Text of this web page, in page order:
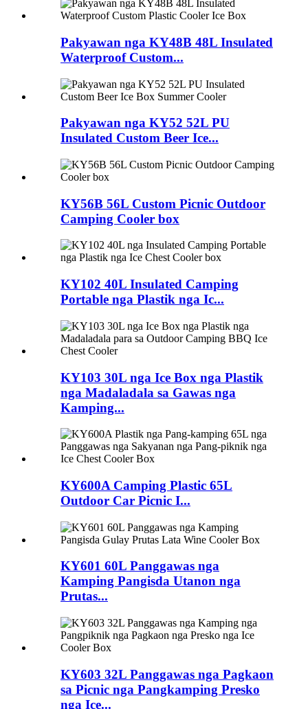
Pakyawan nga KY48B 48L Insulated
Waterproof Custom...
Pakyawan nga KY52 52L PU
Insulated Custom Beer Ice...
KY56B 56L Custom Picnic Outdoor
Camping Cooler box
KY102 40L Insulated Camping
Portable nga Plastik nga Ic...
KY103 30L nga Ice Box nga Plastik
nga Madaladala sa Gawas nga
Kamping...
KY600A Camping Plastic 65L
Outdoor Car Picnic I...
KY601 60L Panggawas nga
Kamping Pangisda Utanon nga
Prutas...
KY603 32L Panggawas nga Pagkaon
sa Picnic nga Pangkamping Presko
nga Ice...